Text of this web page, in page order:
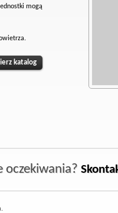
mogą
katalog
oczekiwania?